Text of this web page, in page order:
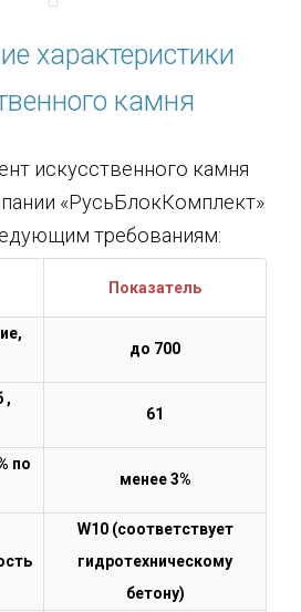
характеристики
камня
искусственного камня
«РусьБлокКомплект»
требованиям:
Показатель
до 700
,
61
по
менее 3%
W10 (соответствует
гидротехническому
бетону)